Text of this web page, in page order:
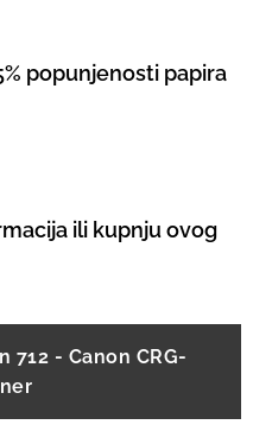
popunjenosti papira
ili kupnju ovog
712 - Canon CRG-